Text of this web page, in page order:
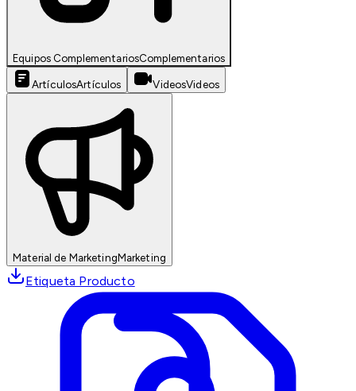
Equipos ComplementariosComplementarios
ArtículosArtículos VideosVideos
Material de MarketingMarketing
Etiqueta Producto